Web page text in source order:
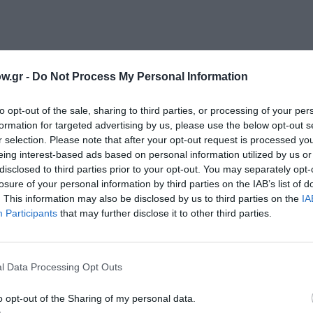
- Do Not Process My Personal Information
opt-out of the sale, sharing to third parties, or processing of your
for targeted advertising by us, please use the below opt-out
selection. Please note that after your opt-out request is processed
interest-based ads based on personal information utilized by us
to third parties prior to your opt-out. You may separately
of your personal information by third parties on the IAB’s list of
This information may also be disclosed by us to third parties on the
Participants that may further disclose it to other third parties.
Data Processing Opt Outs
opt-out of the Sharing of my personal data.
μας στο ισόγειο του Δημαρχείου Αθηνών,
χριστουγεννιάτικη συναυλία που θα
και χριστουγεννιάτικες μουσικές.
πλαίσιο των εξοριών στον 20ο αιώνα, για θέματα
Μουσείου που αποτελείται από έργα τέχνης,
εξορίας και φυλακές.
(Δευτέρα έως Παρασκευή 10:00 με 13:00)